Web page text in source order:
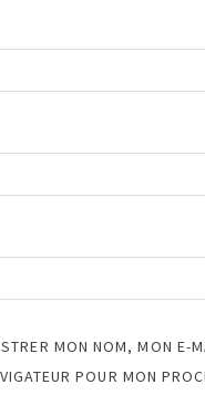
MON NOM, MON E-
POUR MON